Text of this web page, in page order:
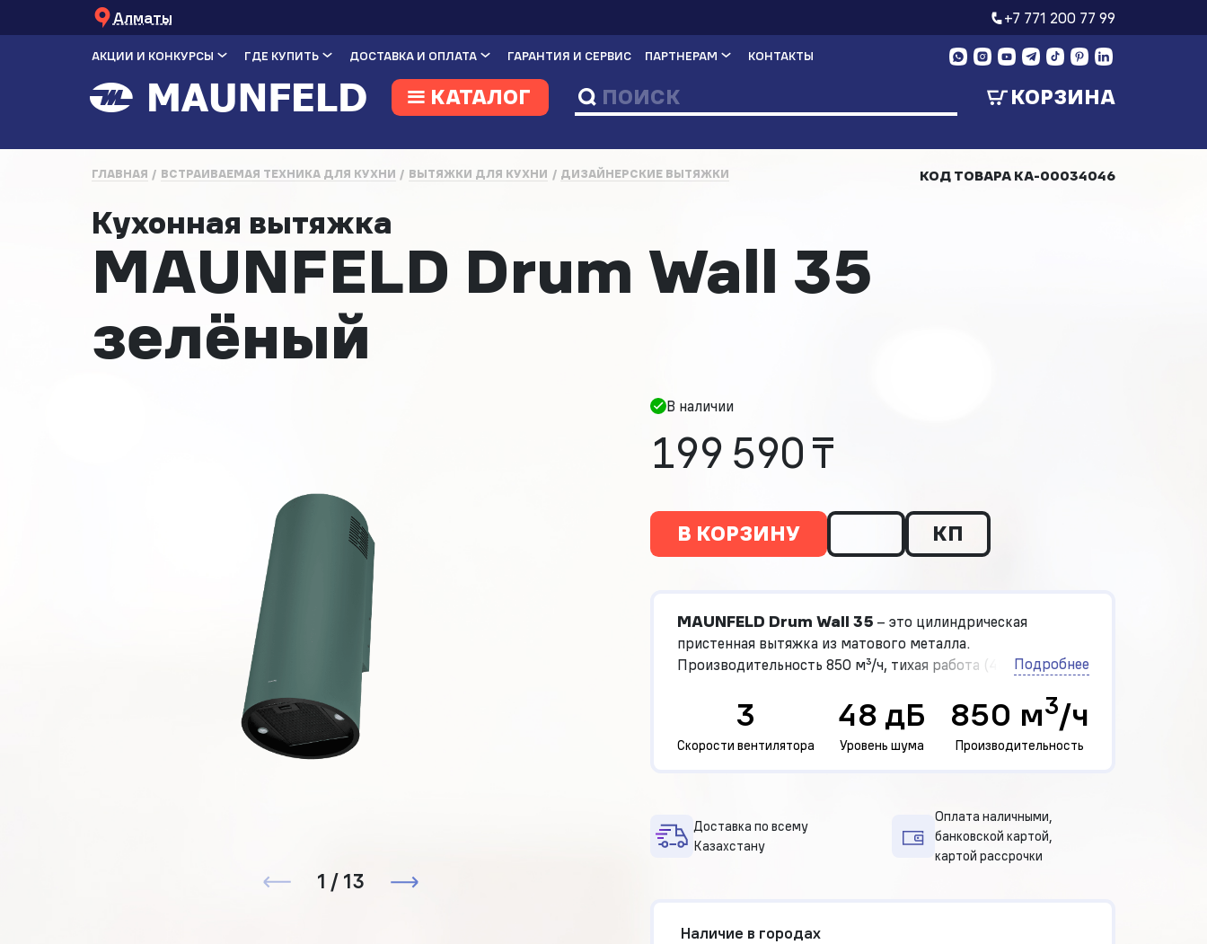
Алматы +7 771 200 77 99
АКЦИИ И КОНКУРСЫ ГДЕ КУПИТЬ ДОСТАВКА И ОПЛАТА ГАРАНТИЯ И СЕРВИС ПАРТНЕРАМ КОНТАКТЫ
КАТАЛОГ КОРЗИНА
ГЛАВНАЯ ВСТРАИВАЕМАЯ ТЕХНИКА ДЛЯ КУХНИ ВЫТЯЖКИ ДЛЯ КУХНИ ДИЗАЙНЕРСКИЕ ВЫТЯЖКИ КОД ТОВАРА КА-00034046
Кухонная вытяжка
MAUNFELD Drum Wall 35
зелёный
1 / 13
В наличии
199 590 ₸
В КОРЗИНУ КП
MAUNFELD Drum Wall 35 – это цилиндрическая
пристенная вытяжка из матового металла.
Производительность 850 м³/ч, тихая работа (48 дБ),
возможность рециркуляции. Собрана в Польше –
практичный и стильный выбор для современной кухни.
Подробнее
3
Скорости вентилятора
48 дБ
Уровень шума
850 м3/ч
Производительность
Доставка по всему
Казахстану
Оплата наличными,
банковской картой,
картой рассрочки
Наличие в городах